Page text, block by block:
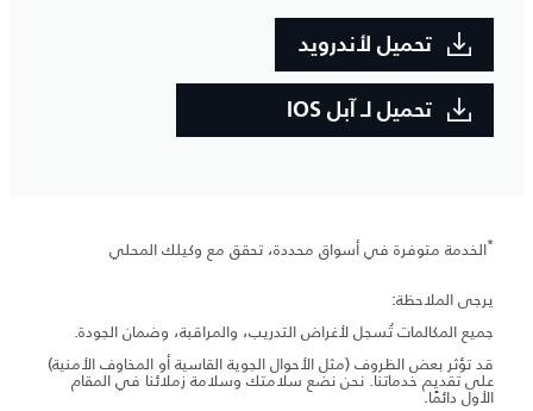
تحميل لأندرويد
تحميل لـ آبل IOS
*الخدمة متوفرة في أسواق محددة، تحقق مع وكيلك المحلي
يرجى الملاحظة:
جميع المكالمات تُسجل لأغراض التدريب، والمراقبة، وضمان الجودة.
قد تؤثر بعض الظروف (مثل الأحوال الجوية القاسية أو المخاوف الأمنية)
على تقديم خدماتنا. نحن نضع سلامتك وسلامة زملائنا في المقام
الأول دائمًا.